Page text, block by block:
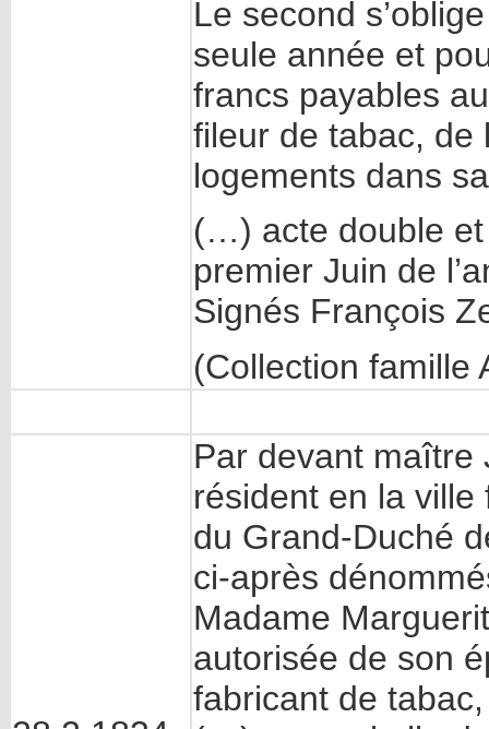
Le second
seule année et
francs payables
fileur de tabac, de
logements dans
(…) acte double et
premier Juin de
Signés François
(Collection famille
Par devant maître
résident en la
du Grand-Duché
ci-après
Madame
autorisée de son
fabricant de